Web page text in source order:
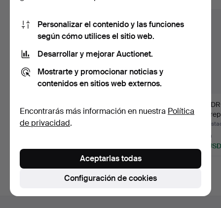
CORTINAS, DOS
PIEZAS, "VEGETA…
Subastado 4 jul 2026
UNIDADES, TEXTIL "LA
que
1 puja
53 USD
Personalizar el contenido y las funciones
según cómo utilices el sitio web.
Desarrollar y mejorar Auctionet.
Mostrarte y promocionar noticias y
contenidos en sitios web externos.
Encontrarás más información en nuestra Política
de privacidad.
Configuración de cookies
Aceptarlas todas